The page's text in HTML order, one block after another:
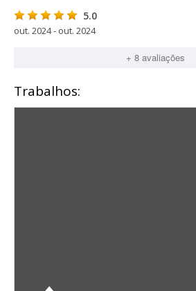
5.0
out. 2024 - out. 2024
+ 8 avaliações
Trabalhos: